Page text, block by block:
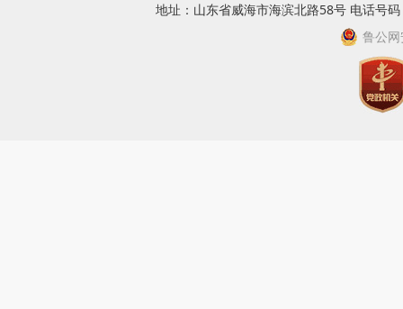
地址：山东省威海市海滨北路58号 电话号
鲁公